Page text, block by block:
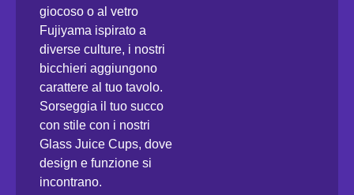
giocoso o al vetro
Fujiyama ispirato a
diverse culture, i nostri
bicchieri aggiungono
carattere al tuo tavolo.
Sorseggia il tuo succo
con stile con i nostri
Glass Juice Cups, dove
design e funzione si
incontrano.